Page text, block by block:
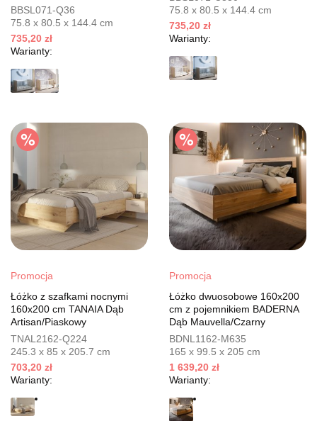
BBSL071-Q36
75.8 x 80.5 x 144.4 cm
735,20 zł
Warianty:
75.8 x 80.5 x 144.4 cm
735,20 zł
Warianty:
Promocja
Łóżko z szafkami nocnymi
160x200 cm TANAIA Dąb
Artisan/Piaskowy
TNAL2162-Q224
245.3 x 85 x 205.7 cm
703,20 zł
Warianty:
Promocja
Łóżko dwuosobowe 160x200
cm z pojemnikiem BADERNA
Dąb Mauvella/Czarny
BDNL1162-M635
165 x 99.5 x 205 cm
1 639,20 zł
Warianty: